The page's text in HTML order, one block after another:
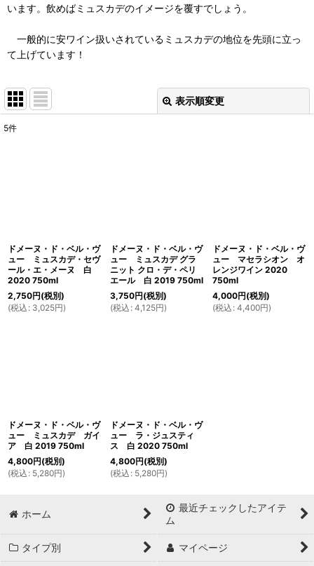
います。飲めばミュスカデのイメージを覆すでしょう。
一般的に安ワイン扱いされているミュスカデの地位を先頭に立っ
て上げています！
表示順変更
5件
ドメーヌ・ド・ベル・ヴ
ュー ミュスカデ・セヴ
ール・エ・メーヌ 白
2020 750ml
2,750円(税別)
(税込 : 3,025円)
ドメーヌ・ド・ベル・ヴ
ュー ミュスカデ グラ
ニット クロ・デ・ペリ
エール 白 2019 750ml
3,750円(税別)
(税込 : 4,125円)
ドメーヌ・ド・ベル・ヴ
ュー マセラシオン オ
レンジワイン 2020
750ml
4,000円(税別)
(税込 : 4,400円)
ドメーヌ・ド・ベル・ヴ
ュー ミュスカデ ガイ
ア 白 2019 750ml
4,800円(税別)
(税込 : 5,280円)
ドメーヌ・ド・ベル・ヴ
ュー ラ・ジュスティ
ス 白 2020 750ml
4,800円(税別)
(税込 : 5,280円)
ホーム
最近チェックしたアイテ
ム
タイプ別 マイページ